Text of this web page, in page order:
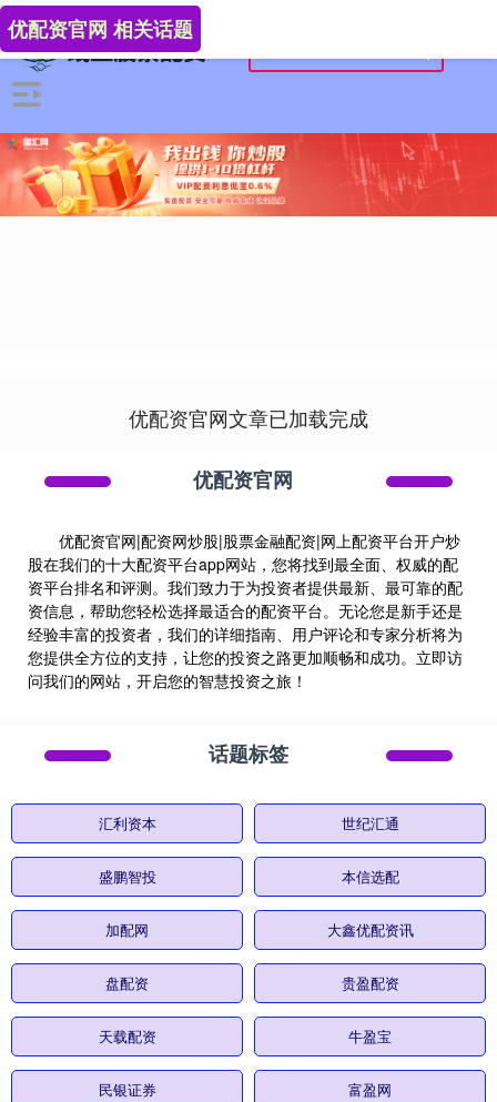
优配资官网 相关话题
优配资官网文章已加载完成
优配资官网
优配资官网|配资网炒股|股票金融配资|网上配资平台开户炒
股在我们的十大配资平台app网站，您将找到最全面、权威的配
资平台排名和评测。我们致力于为投资者提供最新、最可靠的配
资信息，帮助您轻松选择最适合的配资平台。无论您是新手还是
经验丰富的投资者，我们的详细指南、用户评论和专家分析将为
您提供全方位的支持，让您的投资之路更加顺畅和成功。立即访
问我们的网站，开启您的智慧投资之旅！
话题标签
汇利资本 世纪汇通
盛鹏智投 本信选配
加配网 大鑫优配资讯
盘配资 贵盈配资
天载配资 牛盈宝
民银证券 富盈网